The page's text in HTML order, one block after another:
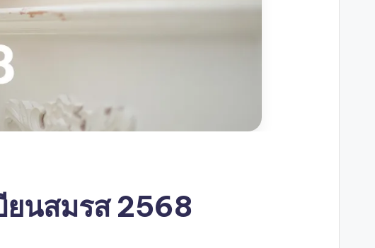
ยนสมรส 2568